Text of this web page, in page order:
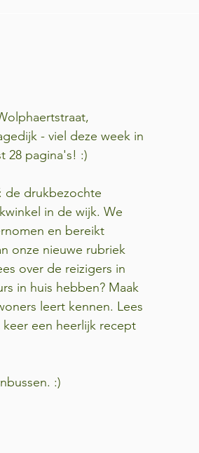
- viel deze week in
28 pagina's! :)
de drukbezochte
in de wijk. We
en bereikt
onze nieuwe rubriek
over de reizigers in
in huis hebben? Maak
leert kennen. Lees
een heerlijk recept
:)